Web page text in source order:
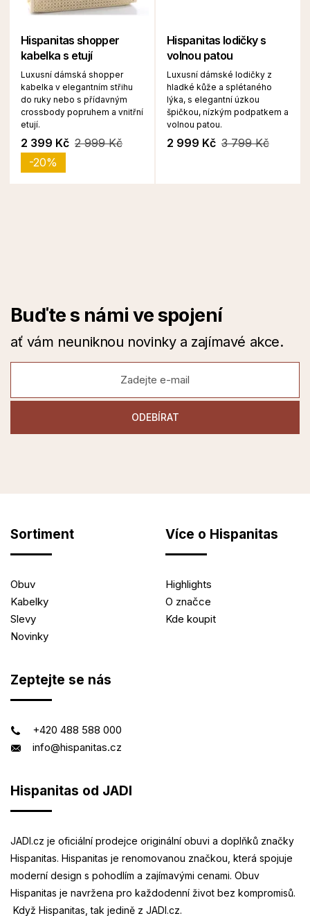
Hispanitas shopper
kabelka s etují
Luxusní dámská shopper
kabelka v elegantním střihu
do ruky nebo s přídavným
crossbody popruhem a vnitřní
etují.
2 399 Kč 2 999 Kč
-20%
Hispanitas lodičky s
volnou patou
Luxusní dámské lodičky z
hladké kůže a splétaného
lýka, s elegantní úzkou
špičkou, nízkým podpatkem a
volnou patou.
2 999 Kč 3 799 Kč
Buďte s námi ve spojení
ať vám neuniknou novinky a zajímavé akce.
Sortiment
Obuv
Kabelky
Slevy
Novinky
Více o Hispanitas
Highlights
O značce
Kde koupit
Zeptejte se nás
+420 488 588 000
info@hispanitas.cz
Hispanitas od JADI
JADI.cz je oficiální prodejce originální obuvi a doplňků značky
Hispanitas. Hispanitas je renomovanou značkou, která spojuje
moderní design s pohodlím a zajímavými cenami. Obuv
Hispanitas je navržena pro každodenní život bez kompromisů.
Když Hispanitas, tak jedině z JADI.cz.